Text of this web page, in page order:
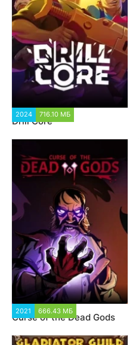
2024 716.10 МБ
Drill Core
2021 666.43 МБ
Curse of the Dead Gods